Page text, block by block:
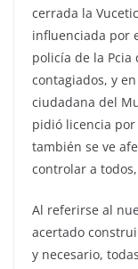
cerrada la
influenciada por
policía de la Pcia
contagiados, y
ciudadana del
pidió licencia
también se ve
controlar a
Al referirse al
acertado
y necesario,